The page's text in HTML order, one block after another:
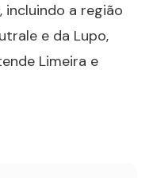
incluindo a região
e da Lupo,
Limeira e